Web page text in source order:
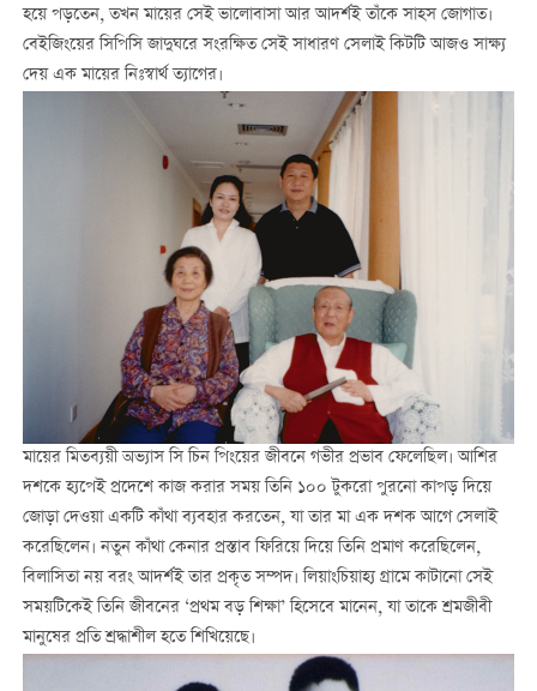
হয়ে পড়তেন, তখন মায়ের সেই ভালোবাসা আর আদর্শই তাঁকে সাহস জোগাত।
বেইজিংয়ের সিপিসি জাদুঘরে সংরক্ষিত সেই সাধারণ সেলাই কিটটি আজও সাক্ষ্য
দেয় এক মায়ের নিঃস্বার্থ ত্যাগের।
মায়ের মিতব্যয়ী অভ্যাস সি চিন পিংয়ের জীবনে গভীর প্রভাব ফেলেছিল। আশির
দশকে হ্যপেই প্রদেশে কাজ করার সময় তিনি ১০০ টুকরো পুরনো কাপড় দিয়ে
জোড়া দেওয়া একটি কাঁথা ব্যবহার করতেন, যা তার মা এক দশক আগে সেলাই
করেছিলেন। নতুন কাঁথা কেনার প্রস্তাব ফিরিয়ে দিয়ে তিনি প্রমাণ করেছিলেন,
বিলাসিতা নয় বরং আদর্শই তার প্রকৃত সম্পদ। লিয়াংচিয়াহ্য গ্রামে কাটানো সেই
সময়টিকেই তিনি জীবনের ‘প্রথম বড় শিক্ষা’ হিসেবে মানেন, যা তাকে শ্রমজীবী
মানুষের প্রতি শ্রদ্ধাশীল হতে শিখিয়েছে।